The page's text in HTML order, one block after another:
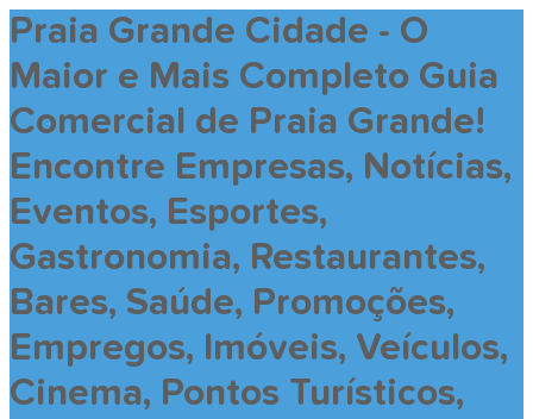
Praia Grande Cidade - O
Maior e Mais Completo Guia
Comercial de Praia Grande!
Encontre Empresas, Notícias,
Eventos, Esportes,
Gastronomia, Restaurantes,
Bares, Saúde, Promoções,
Empregos, Imóveis, Veículos,
Cinema, Pontos Turísticos,